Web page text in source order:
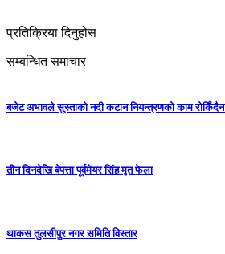
प्रतिक्रिया दिनुहोस
सम्बन्धित समाचार
बजेट अभावले सुस्ताको नदी कटान नियन्त्रणको काम रोकिँदैन
तीन दिनदेखि बेपत्ता पूर्वमेयर सिंह मृत फेला
थाकस तुलसीपुर नगर समिति विस्तार